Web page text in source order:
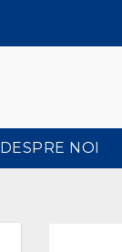
DESPRE NOI